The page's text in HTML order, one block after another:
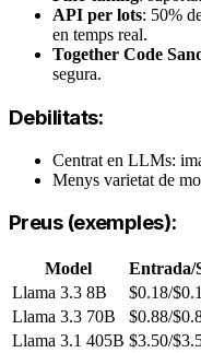
API per lots: 50%
en temps real.
Together Code
segura.
Debilitats:
Centrat en LLMs:
Menys varietat de
Preus (exemples):
Model
Entrada/
Llama 3.3 8B
$0.18/
Llama 3.3 70B
$0.88/
Llama 3.1 405B $3.50/